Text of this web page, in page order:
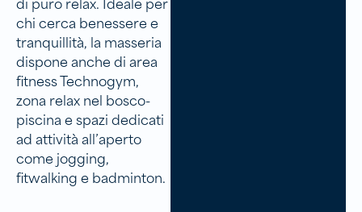
chi cerca benessere e
tranquillità, la masseria
dispone anche di area
fitness Technogym,
zona relax nel bosco-
piscina e spazi dedicati
ad attività all’aperto
come jogging,
fitwalking e badminton.